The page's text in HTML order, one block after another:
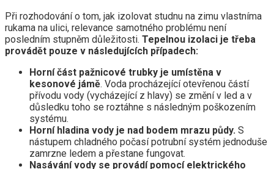
Při rozhodování o tom, jak izolovat studnu na zimu vlastníma
rukama na ulici, relevance samotného problému není
posledním stupněm důležitosti. Tepelnou izolaci je třeba
provádět pouze v následujících případech:
Horní část pažnicové trubky je umístěna v
kesonové jámě. Voda procházející otevřenou částí
přívodu vody (vycházející z hlavy) se změní v led a v
důsledku toho se roztáhne s následným poškozením
systému.
Horní hladina vody je nad bodem mrazu půdy. S
nástupem chladného počasí potrubní systém jednoduše
zamrzne ledem a přestane fungovat.
Nasávání vody se provádí pomocí elektrického